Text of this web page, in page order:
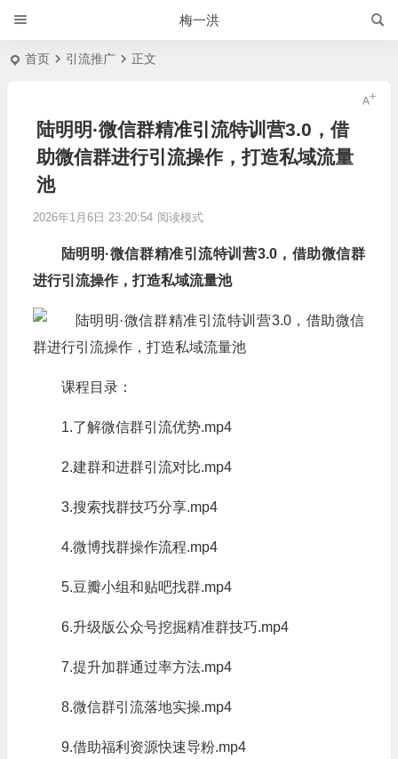
梅一洪
首页 引流推广 正文
陆明明·微信群精准引流特训营3.0，借
助微信群进行引流操作，打造私域流量
池
2026年1月6日 23:20:54 阅读模式
陆明明·微信群精准引流特训营3.0，借助微信群
进行引流操作，打造私域流量池
课程目录：
1.了解微信群引流优势.mp4
2.建群和进群引流对比.mp4
3.搜索找群技巧分享.mp4
4.微博找群操作流程.mp4
5.豆瓣小组和贴吧找群.mp4
6.升级版公众号挖掘精准群技巧.mp4
7.提升加群通过率方法.mp4
8.微信群引流落地实操.mp4
9.借助福利资源快速导粉.mp4